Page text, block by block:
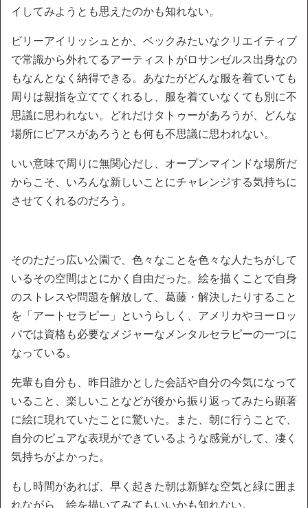
イしてみようとも思えたのかも知れない。
ビリーアイリッシュとか、ベックみたいなクリエイティブ
で常識から外れてるアーティストがロサンゼルス出身なの
もなんとなく納得できる。あなたがどんな服を着ていても
周りは親指を立ててくれるし、服を着ていなくても別に不
思議に思われない。どれだけタトゥーがあろうが、どんな
場所にピアスがあろうとも何も不思議に思われない。
いい意味で周りに無関心だし、オープンマインドな場所だ
からこそ、いろんな新しいことにチャレンジする気持ちに
させてくれるのだろう。
そのただっ広い公園で、色々なことを色々な人たちがして
いるその空間はとにかく自由だった。絵を描くことで自身
のストレスや問題を解放して、葛藤・解決したりすること
を「アートセラピー」というらしく、アメリカやヨーロッ
パでは資格も必要なメジャーなメンタルセラピーの一つに
なっている。
先輩も自分も、昨日誰かとした会話や自分の今気になって
いること、楽しいことなどが後から振り返ってみたら顕著
に絵に現れていたことに驚いた。また、朝に行うことで、
自分のピュアな表現ができているような感覚がして、凄く
気持ちがよかった。
もし時間があれば、早く起きた朝は新鮮な空気と緑に囲ま
れながら、絵を描いてみてもいいかも知れない。